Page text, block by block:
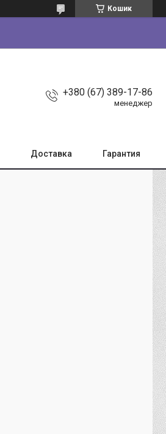
Кошик
+380 (67) 389-17-86
менеджер
Доставка Гарантия